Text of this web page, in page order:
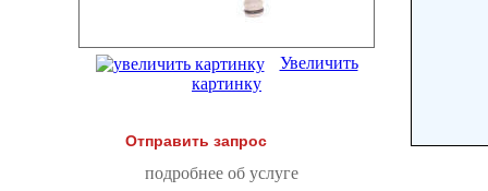
Увеличить
картинку
Отправить запрос
подробнее об услуге